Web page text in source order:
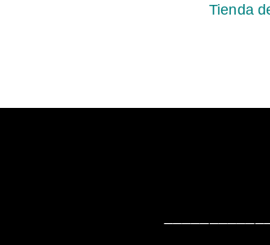
Tienda